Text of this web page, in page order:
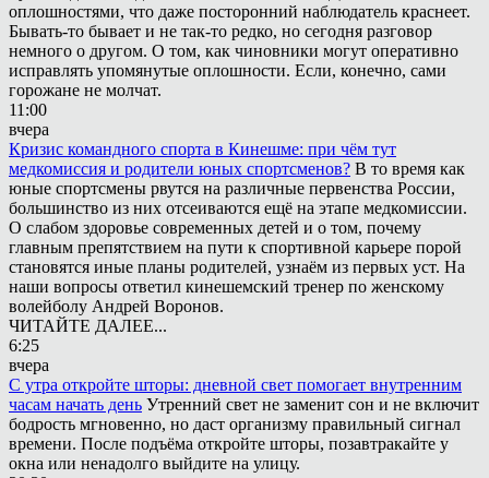
оплошностями, что даже посторонний наблюдатель краснеет.
Бывать-то бывает и не так-то редко, но сегодня разговор
немного о другом. О том, как чиновники могут оперативно
исправлять упомянутые оплошности. Если, конечно, сами
горожане не молчат.
11:00
вчера
Кризис командного спорта в Кинешме: при чём тут
медкомиссия и родители юных спортсменов? В то время как
юные спортсмены рвутся на различные первенства России,
большинство из них отсеиваются ещё на этапе медкомиссии.
О слабом здоровье современных детей и о том, почему
главным препятствием на пути к спортивной карьере порой
становятся иные планы родителей, узнаём из первых уст. На
наши вопросы ответил кинешемский тренер по женскому
волейболу Андрей Воронов.
ЧИТАЙТЕ ДАЛЕЕ...
6:25
вчера
С утра откройте шторы: дневной свет помогает внутренним
часам начать день Утренний свет не заменит сон и не включит
бодрость мгновенно, но даст организму правильный сигнал
времени. После подъёма откройте шторы, позавтракайте у
окна или ненадолго выйдите на улицу.